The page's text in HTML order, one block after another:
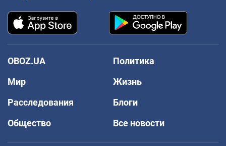
OBOZ.UA
Политика
Мир
Жизнь
Расследования
Блоги
Общество
Все новости